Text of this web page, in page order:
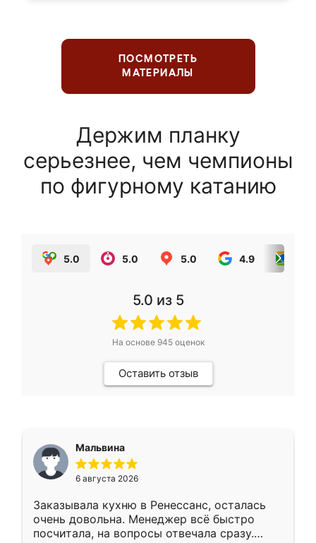
ПОСМОТРЕТЬ
МАТЕРИАЛЫ
Держим планку
серьезнее, чем чемпионы
по фигурному катанию
5.0 5.0 5.0 4.9
5.0 из 5
На основе 945оценок
Оставить отзыв
Мальвина
6 августа 2026
Заказывала кухню в Ренессанс, осталась
очень довольна. Менеджер всё быстро
посчитала, на вопросы отвечала сразу.